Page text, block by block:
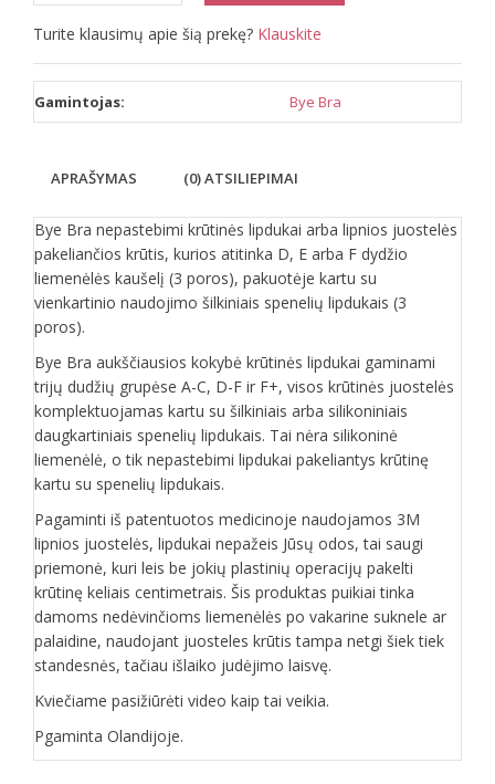
Turite klausimų apie šią prekę? Klauskite
Gamintojas: Bye Bra
APRAŠYMAS (0) ATSILIEPIMAI
Bye Bra nepastebimi krūtinės lipdukai arba lipnios juostelės
pakeliančios krūtis, kurios atitinka D, E arba F dydžio
liemenėlės kaušelį (3 poros), pakuotėje kartu su
vienkartinio naudojimo šilkiniais spenelių lipdukais (3
poros).
Bye Bra aukščiausios kokybė krūtinės lipdukai gaminami
trijų dudžių grupėse A-C, D-F ir F+, visos krūtinės juostelės
komplektuojamas kartu su šilkiniais arba silikoniniais
daugkartiniais spenelių lipdukais. Tai nėra silikoninė
liemenėlė, o tik nepastebimi lipdukai pakeliantys krūtinę
kartu su spenelių lipdukais.
Pagaminti iš patentuotos medicinoje naudojamos 3M
lipnios juostelės, lipdukai nepažeis Jūsų odos, tai saugi
priemonė, kuri leis be jokių plastinių operacijų pakelti
krūtinę keliais centimetrais. Šis produktas puikiai tinka
damoms nedėvinčioms liemenėlės po vakarine suknele ar
palaidine, naudojant juosteles krūtis tampa netgi šiek tiek
standesnės, tačiau išlaiko judėjimo laisvę.
Kviečiame pasižiūrėti video kaip tai veikia.
Pgaminta Olandijoje.